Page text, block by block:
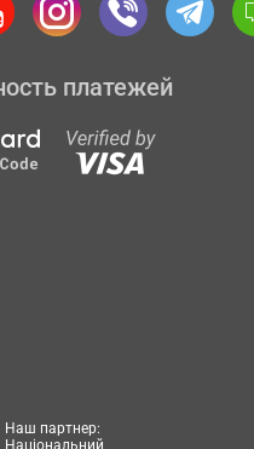
платежей
Наш партнер:
Національний